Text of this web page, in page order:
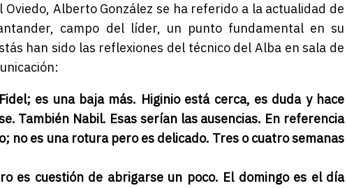
Alberto González se ha referido a la actualidad de
campo del líder, un punto fundamental en su
han sido las reflexiones del técnico del Alba en sala de
es una baja más. Higinio está cerca, es duda y hace
También Nabil. Esas serían las ausencias. En referencia
no es una rotura pero es delicado. Tres o cuatro semanas
es cuestión de abrigarse un poco. El domingo es el día